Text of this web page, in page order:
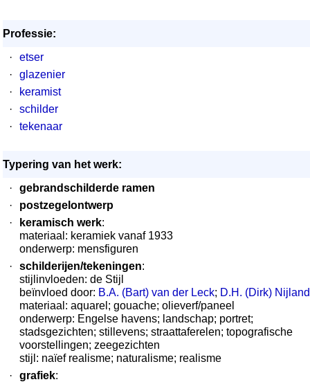
Professie:
·
etser
·
glazenier
·
keramist
·
schilder
·
tekenaar
Typering van het werk:
·
gebrandschilderde ramen
·
postzegelontwerp
·
keramisch werk:
materiaal: keramiek vanaf 1933
onderwerp: mensfiguren
·
schilderijen/tekeningen:
stijlinvloeden: de Stijl
beïnvloed door: B.A. (Bart) van der Leck; D.H. (Dirk) Nijland
materiaal: aquarel; gouache; olieverf/paneel
onderwerp: Engelse havens; landschap; portret;
stadsgezichten; stillevens; straattaferelen; topografische
voorstellingen; zeegezichten
stijl: naïef realisme; naturalisme; realisme
·
grafiek: